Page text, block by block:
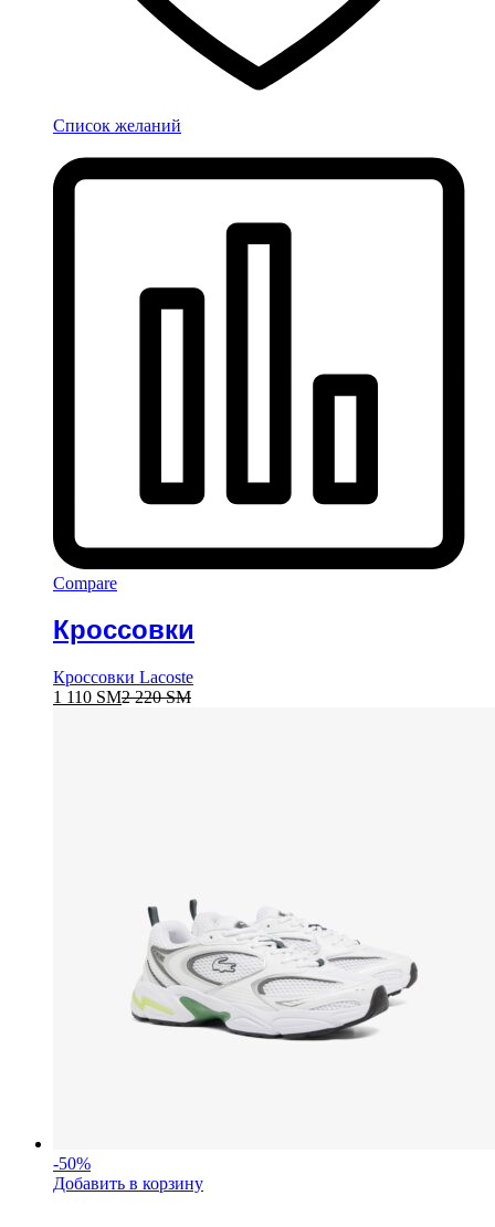
Список желаний
Compare
Кроссовки
Кроссовки Lacoste
1 110 ЅМ2 220ЅМ
-50%
Добавить в корзину